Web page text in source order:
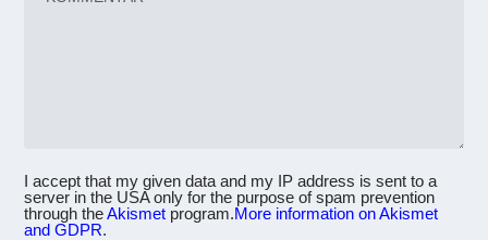
I accept that my given data and my IP address is sent to a
server in the USA only for the purpose of spam prevention
through theAkismet program.More information on Akismet
and GDPR.